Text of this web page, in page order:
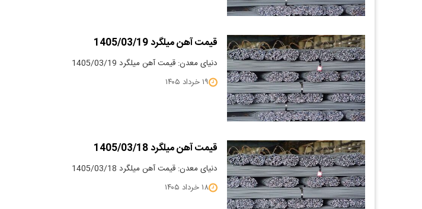
قیمت آهن میلگرد 1405/03/19
دنیای معدن: قیمت آهن میلگرد 1405/03/19
۱۹ خرداد ۱۴۰۵
قیمت آهن میلگرد 1405/03/18
دنیای معدن: قیمت آهن میلگرد 1405/03/18
۱۸ خرداد ۱۴۰۵